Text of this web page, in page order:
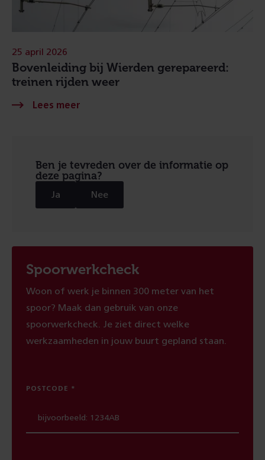
Bovenleiding bij Wierden gerepareerd:
treinen rijden weer
25 april 2026
Ben je tevreden over de informatie op
deze pagina?
Ja Nee
Spoorwerkcheck
Woon of werk je binnen 300 meter van het
spoor? Maak dan gebruik van onze
spoorwerkcheck. Je ziet direct welke
werkzaamheden in jouw buurt gepland staan.
POSTCODE